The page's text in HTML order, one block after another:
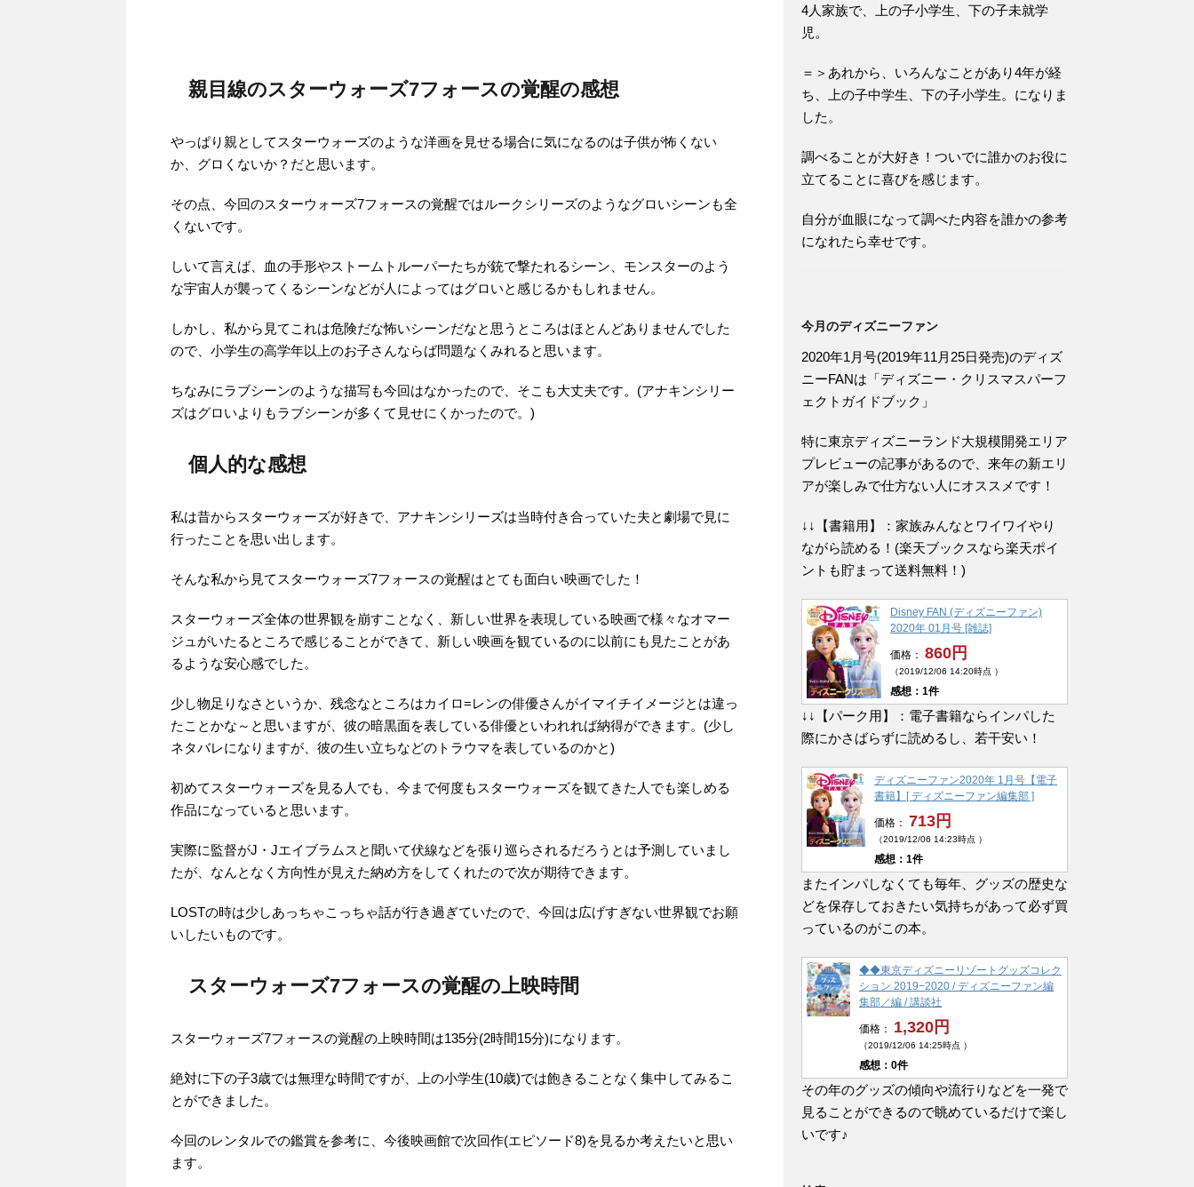
親目線のスターウォーズ7フォースの覚醒の感想
やっぱり親としてスターウォーズのような洋画を見せる場合に気になるのは子供が怖くない
か、グロくないか？だと思います。
その点、今回のスターウォーズ7フォースの覚醒ではルークシリーズのようなグロいシーンも全
くないです。
しいて言えば、血の手形やストームトルーパーたちが銃で撃たれるシーン、モンスターのよう
な宇宙人が襲ってくるシーンなどが人によってはグロいと感じるかもしれません。
しかし、私から見てこれは危険だな怖いシーンだなと思うところはほとんどありませんでした
ので、小学生の高学年以上のお子さんならば問題なくみれると思います。
ちなみにラブシーンのような描写も今回はなかったので、そこも大丈夫です。(アナキンシリー
ズはグロいよりもラブシーンが多くて見せにくかったので。)
個人的な感想
私は昔からスターウォーズが好きで、アナキンシリーズは当時付き合っていた夫と劇場で見に
行ったことを思い出します。
そんな私から見てスターウォーズ7フォースの覚醒はとても面白い映画でした！
スターウォーズ全体の世界観を崩すことなく、新しい世界を表現している映画で様々なオマー
ジュがいたるところで感じることができて、新しい映画を観ているのに以前にも見たことがあ
るような安心感でした。
少し物足りなさというか、残念なところはカイロ=レンの俳優さんがイマイチイメージとは違っ
たことかな～と思いますが、彼の暗黒面を表している俳優といわれれば納得ができます。(少し
ネタバレになりますが、彼の生い立ちなどのトラウマを表しているのかと)
初めてスターウォーズを見る人でも、今まで何度もスターウォーズを観てきた人でも楽しめる
作品になっていると思います。
実際に監督がJ・Jエイブラムスと聞いて伏線などを張り巡らされるだろうとは予測していまし
たが、なんとなく方向性が見えた納め方をしてくれたので次が期待できます。
LOSTの時は少しあっちゃこっちゃ話が行き過ぎていたので、今回は広げすぎない世界観でお願
いしたいものです。
スターウォーズ7フォースの覚醒の上映時間
スターウォーズ7フォースの覚醒の上映時間は135分(2時間15分)になります。
絶対に下の子3歳では無理な時間ですが、上の小学生(10歳)では飽きることなく集中してみるこ
とができました。
今回のレンタルでの鑑賞を参考に、今後映画館で次回作(エピソード8)を見るか考えたいと思い
ます。
4人家族で、上の子小学生、下の子未就学
児。
＝＞あれから、いろんなことがあり4年が経
ち、上の子中学生、下の子小学生。になりま
した。
調べることが大好き！ついでに誰かのお役に
立てることに喜びを感じます。
自分が血眼になって調べた内容を誰かの参考
になれたら幸せです。
今月のディズニーファン
2020年1月号(2019年11月25日発売)のディズ
ニーFANは「ディズニー・クリスマスパーフ
ェクトガイドブック」
特に東京ディズニーランド大規模開発エリア
プレビューの記事があるので、来年の新エリ
アが楽しみで仕方ない人にオススメです！
↓↓【書籍用】：家族みんなとワイワイやり
ながら読める！(楽天ブックスなら楽天ポイ
ントも貯まって送料無料！)
Disney FAN (ディズニーファン)
2020年 01月号 [雑誌]
価格： 860円
（2019/12/06 14:20時点 ）
感想：1件
↓↓【パーク用】：電子書籍ならインパした
際にかさばらずに読めるし、若干安い！
ディズニーファン2020年 1月号【電子
書籍】[ ディズニーファン編集部 ]
価格： 713円
（2019/12/06 14:23時点 ）
感想：1件
またインパしなくても毎年、グッズの歴史な
どを保存しておきたい気持ちがあって必ず買
っているのがこの本。
◆◆東京ディズニーリゾートグッズコレク
ション 2019−2020 / ディズニーファン編
集部／編 / 講談社
価格： 1,320円
（2019/12/06 14:25時点 ）
感想：0件
その年のグッズの傾向や流行りなどを一発で
見ることができるので眺めているだけで楽し
いです♪